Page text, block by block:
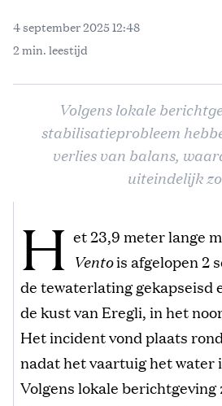
4 september 2025 12:48
2 min. leestijd
Volgens lokale
stabilisatieprobleem
verlies van balans,
uiteindelijk
H et 23,9 meter lange
Ventois afgelopen 2
de tewaterlating gekapseisd
de kust van Eregli, in het
Het incident vond plaats
nadat het vaartuig het water
Volgens lokale berichtgeving